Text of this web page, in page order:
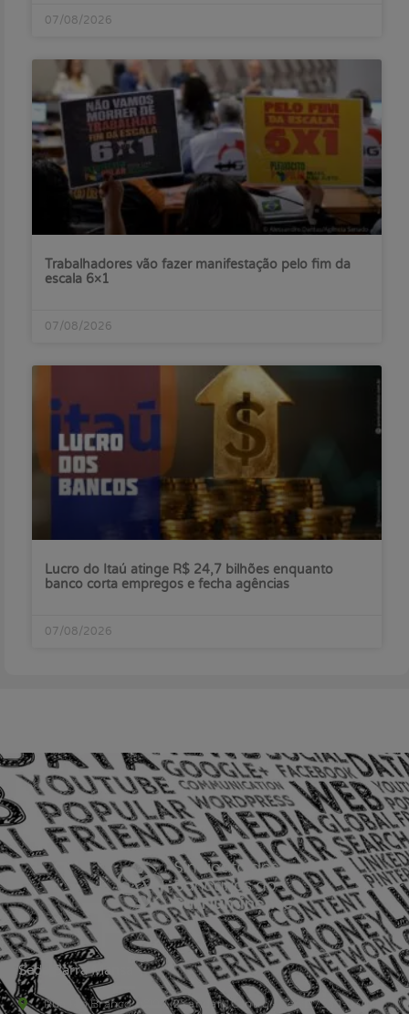
07/08/2026
Trabalhadores vão fazer manifestação pelo fim da
escala 6×1
07/08/2026
Lucro do Itaú atinge R$ 24,7 bilhões enquanto
banco corta empregos e fecha agências
07/08/2026
Sede Barra Mansa
Rua Rio Branco, nº107 (2º andar), Centro - Cep: 27.330-030